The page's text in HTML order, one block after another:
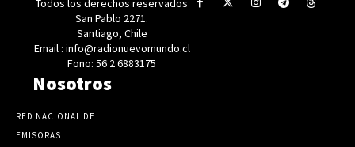
Todos los derechos reservados
San Pablo 2271.
Santiago, Chile
Email : info@radionuevomundo.cl
Fono: 56 2 6883175
Nosotros
RED NACIONAL DE
EMISORAS